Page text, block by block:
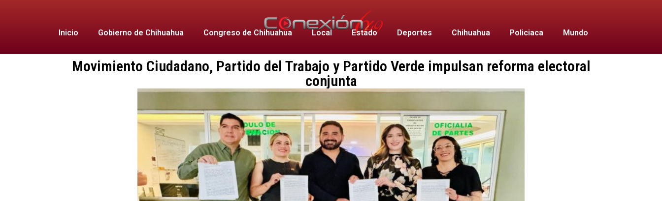
Inicio Gobierno de Chihuahua Congreso de Chihuahua Local Estado Deportes Chihuahua Policiaca Mundo
Movimiento Ciudadano, Partido del Trabajo y Partido Verde impulsan reforma electoral
conjunta